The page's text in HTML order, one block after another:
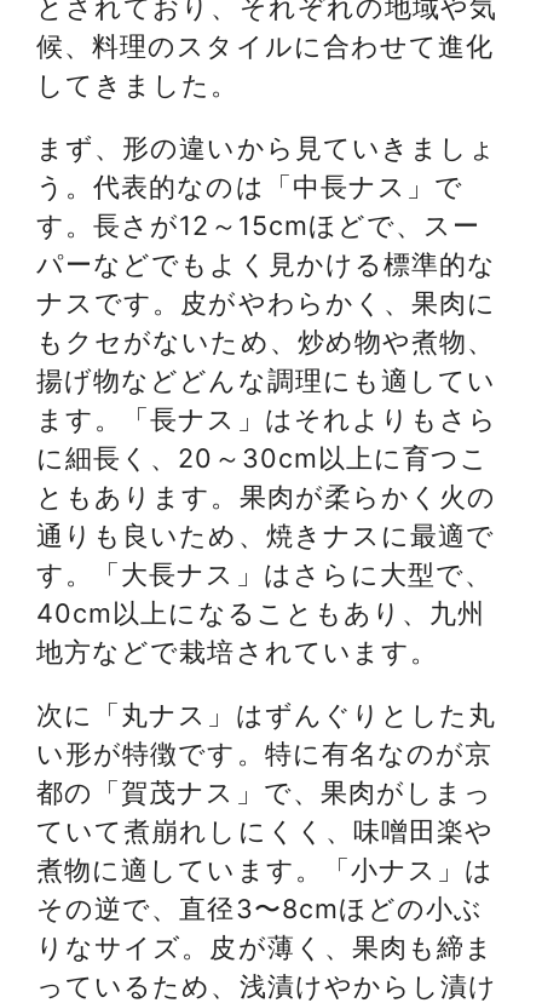
とされており、それぞれの地域や気
候、料理のスタイルに合わせて進化
してきました。
まず、形の違いから見ていきましょ
う。代表的なのは「中長ナス」で
す。長さが12～15cmほどで、スー
パーなどでもよく見かける標準的な
ナスです。皮がやわらかく、果肉に
もクセがないため、炒め物や煮物、
揚げ物などどんな調理にも適してい
ます。「長ナス」はそれよりもさら
に細長く、20～30cm以上に育つこ
ともあります。果肉が柔らかく火の
通りも良いため、焼きナスに最適で
す。「大長ナス」はさらに大型で、
40cm以上になることもあり、九州
地方などで栽培されています。
次に「丸ナス」はずんぐりとした丸
い形が特徴です。特に有名なのが京
都の「賀茂ナス」で、果肉がしまっ
ていて煮崩れしにくく、味噌田楽や
煮物に適しています。「小ナス」は
その逆で、直径3〜8cmほどの小ぶ
りなサイズ。皮が薄く、果肉も締ま
っているため、浅漬けやからし漬け